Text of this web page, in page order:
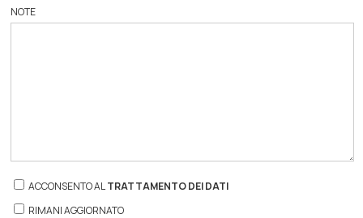
NOTE
ACCONSENTO ALTRATTAMENTO DEI DATI
RIMANI AGGIORNATO